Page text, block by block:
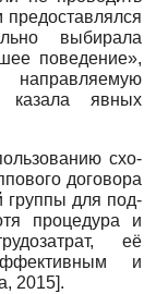
предоставлялся
выбирала
поведение»,
явных
схо-
договора
группы для под-
процедура и
её
и
2015].